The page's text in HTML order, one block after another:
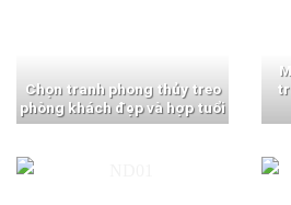
Chọn tranh phong thủy treo
phòng khách đẹp và hợp tuổi